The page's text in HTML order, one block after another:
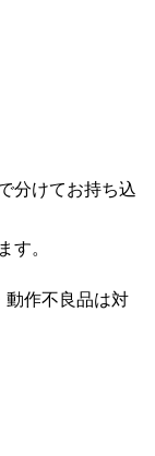
分けてお持ち込
す。
作不良品は対